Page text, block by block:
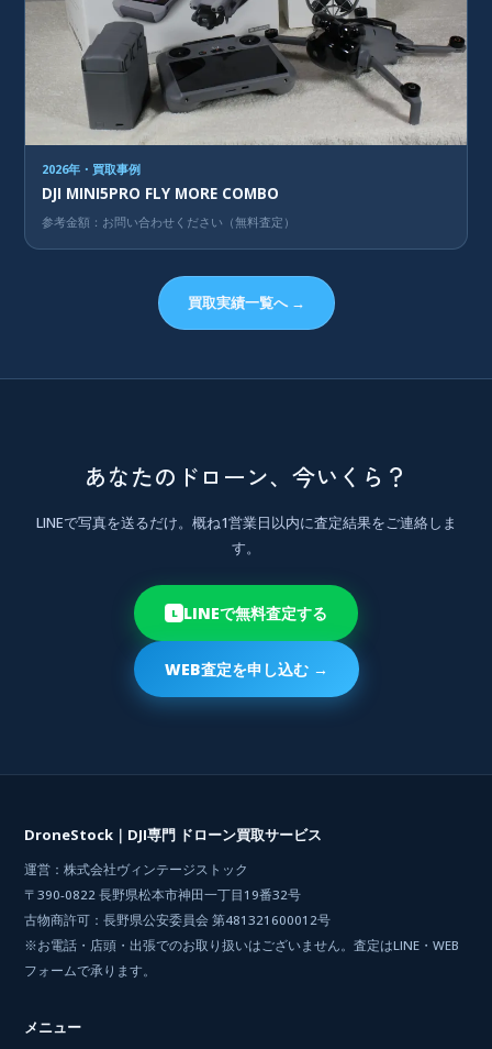
2026年・買取事例
DJI MINI5PRO FLY MORE COMBO
参考金額：お問い合わせください（無料査定）
買取実績一覧へ →
あなたのドローン、今いくら？
LINEで写真を送るだけ。概ね1営業日以内に査定結果をご連絡しま
す。
L LINEで無料査定する
WEB査定を申し込む →
DroneStock｜DJI専門 ドローン買取サービス
運営：株式会社ヴィンテージストック
〒390-0822 長野県松本市神田一丁目19番32号
古物商許可：長野県公安委員会 第481321600012号
※お電話・店頭・出張でのお取り扱いはございません。査定はLINE・WEB
フォームで承ります。
メニュー